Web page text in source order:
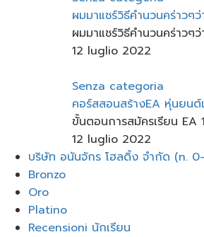
ผมมาแชร์วิธีคำนวนคร่าวๆว่
ผมมาแชร์วิธีคำนวนคร่าวๆ
12 luglio 2022
Senza categoria
คอร์สสอนสร้าง​EA หุ่นยนต์​
ขั้นตอนการสมัครเรียน
12 luglio 2022
Menuบริษัท อนันจักร โฮลดิ้ง จำกัด (n.
Bronzo
Oro
Platino
Recensioni นักเรียน